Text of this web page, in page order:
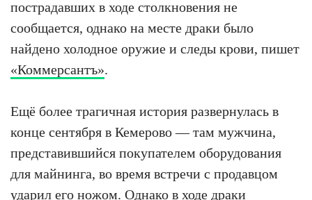
пострадавших в ходе столкновения не
сообщается, однако на месте драки было
найдено холодное оружие и следы крови, пишет
«Коммерсантъ».
Ещё более трагичная история развернулась в
конце сентября в Кемерово — там мужчина,
представившийся покупателем оборудования
для майнинга, во время встречи с продавцом
ударил его ножом. Однако в ходе драки